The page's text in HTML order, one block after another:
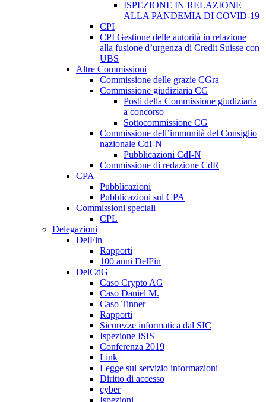
ISPEZIONE IN RELAZIONE
ALLA PANDEMIA DI COVID-19
CPI
CPI Gestione delle autorità in relazione
alla fusione d’urgenza di Credit Suisse con
UBS
Altre Commissioni
Commissione delle grazie CGra
Commissione giudiziaria CG
Posti della Commissione giudiziaria
a concorso
Sottocommissione CG
Commissione dell’immunità del Consiglio
nazionale CdI-N
Pubblicazioni CdI-N
Commissione di redazione CdR
CPA
Pubblicazioni
Pubblicazioni sul CPA
Commissioni speciali
CPL
Delegazioni
DelFin
Rapporti
100 anni DelFin
DelCdG
Caso Crypto AG
Caso Daniel M.
Caso Tinner
Rapporti
Sicurezze informatica dal SIC
Ispezione ISIS
Conferenza 2019
Link
Legge sul servizio informazioni
Diritto di accesso
cyber